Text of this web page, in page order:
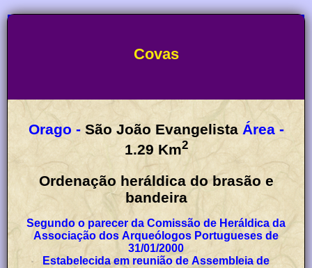
Covas
Orago - São João Evangelista Área -
1.29 Km2
Ordenação heráldica do brasão e
bandeira
Segundo o parecer da Comissão de Heráldica da
Associação dos Arqueólogos Portugueses de
31/01/2000
Estabelecida em reunião de Assembleia de